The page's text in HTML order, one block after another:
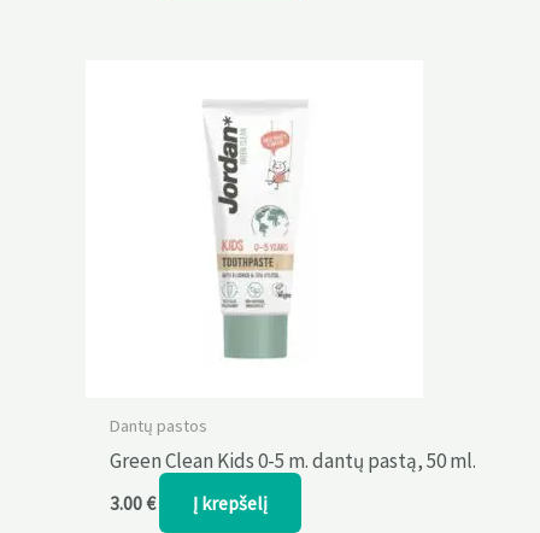
Dantų pastos
Green Clean Kids 0-5 m. dantų pastą, 50 ml.
3.00€ Į krepšelį